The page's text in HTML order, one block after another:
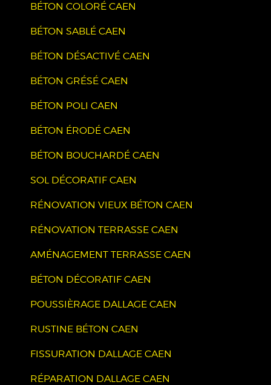
BÉTON COLORÉ CAEN
BÉTON SABLÉ CAEN
BÉTON DÉSACTIVÉ CAEN
BÉTON GRÉSÉ CAEN
BÉTON POLI CAEN
BÉTON ÉRODÉ CAEN
BÉTON BOUCHARDÉ CAEN
SOL DÉCORATIF CAEN
RÉNOVATION VIEUX BÉTON CAEN
RÉNOVATION TERRASSE CAEN
AMÉNAGEMENT TERRASSE CAEN
BÉTON DÉCORATIF CAEN
POUSSIÈRAGE DALLAGE CAEN
RUSTINE BÉTON CAEN
FISSURATION DALLAGE CAEN
RÉPARATION DALLAGE CAEN